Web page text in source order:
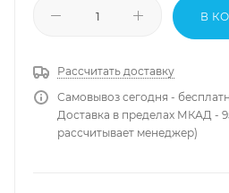
В
Рассчитать доставку
Самовывоз сегодня -
Доставка в пределах МКАД -
рассчитывает менеджер)